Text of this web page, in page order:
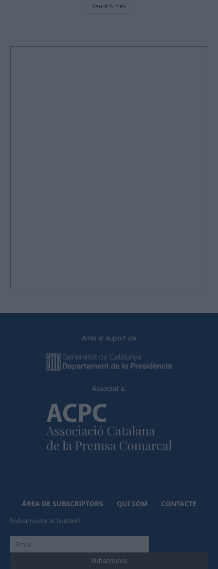
Veure'n més
Amb el suport de
Associat a:
ÀREA DE SUBSCRIPTORS QUI SOM
CONTACTE
Subscriu-te al butlletí